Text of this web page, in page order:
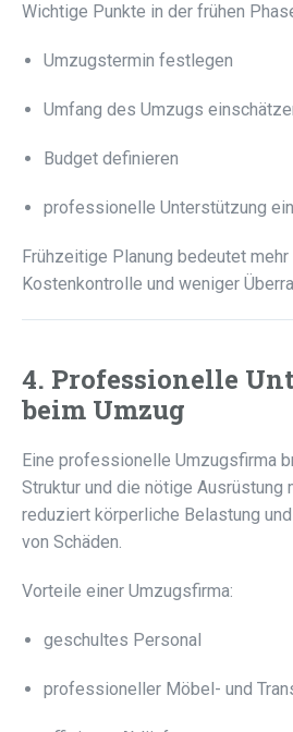
Wichtige Punkte in der frühen
Umzugstermin festlegen
Umfang des Umzugs
Budget definieren
professionelle Unterstützung
Frühzeitige Planung bedeutet
Kostenkontrolle und weniger
4. Professionelle
beim Umzug
Eine professionelle Umzugsfirma
Struktur und die nötige Ausrüstung
reduziert körperliche Belastung
von Schäden.
Vorteile einer Umzugsfirma:
geschultes Personal
professioneller Möbel- und